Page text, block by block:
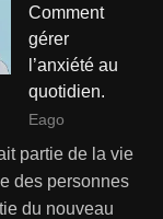
Comment
gérer
l’anxiété au
quotidien.
Eago
partie de la vie
des personnes
du nouveau